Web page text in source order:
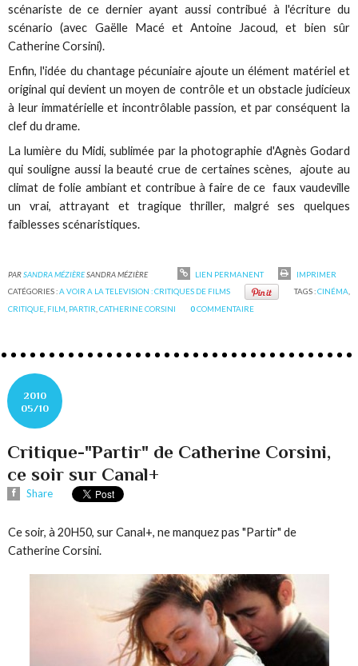
scénariste de ce dernier ayant aussi contribué à l'écriture du
scénario (avec Gaëlle Macé et Antoine Jacoud, et bien sûr
Catherine Corsini).
Enfin, l'idée du chantage pécuniaire ajoute un élément matériel et
original qui devient un moyen de contrôle et un obstacle judicieux
à leur immatérielle et incontrôlable passion, et par conséquent la
clef du drame.
La lumière du Midi, sublimée par la photographie d'Agnès Godard
qui souligne aussi la beauté crue de certaines scènes, ajoute au
climat de folie ambiant et contribue à faire de ce faux vaudeville
un vrai, attrayant et tragique thriller, malgré ses quelques
faiblesses scénaristiques.
PARSANDRA MÉZIÈRESANDRA MÉZIÈRE LIEN PERMANENT
IMPRIMER
CATÉGORIES :A VOIR A LA TELEVISION : CRITIQUES DE FILMS TAGS :CINÉMA
CRITIQUE FILM PARTIR ,CATHERINE CORSINI 0COMMENTAIRE
2010
05/10
Critique-"Partir" de Catherine Corsini,
ce soir sur Canal+
Share
Ce soir, à 20H50, sur Canal+, ne manquez pas "Partir" de
Catherine Corsini.